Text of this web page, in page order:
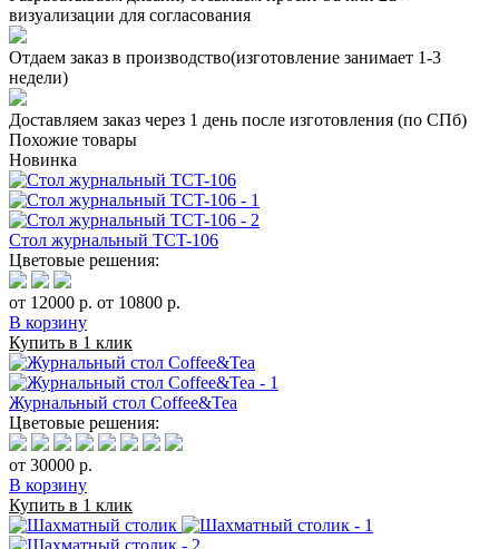
визуализации для согласования
Отдаем заказ в производство(изготовление занимает 1-3
недели)
Доставляем заказ через 1 день после изготовления (по СПб)
Похожие товары
Новинка
Стол журнальный TCT-106
Цветовые решения:
от 12000 р. от 10800 р.
В корзину
Купить в 1 клик
Журнальный стол Coffee&Tea
Цветовые решения:
от 30000 р.
В корзину
Купить в 1 клик